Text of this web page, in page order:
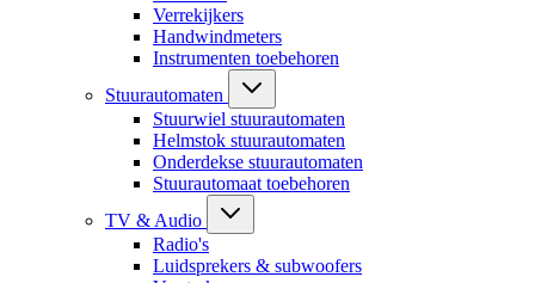
Verrekijkers
Handwindmeters
Instrumenten toebehoren
Stuurautomaten
Stuurwiel stuurautomaten
Helmstok stuurautomaten
Onderdekse stuurautomaten
Stuurautomaat toebehoren
TV & Audio
Radio's
Luidsprekers & subwoofers